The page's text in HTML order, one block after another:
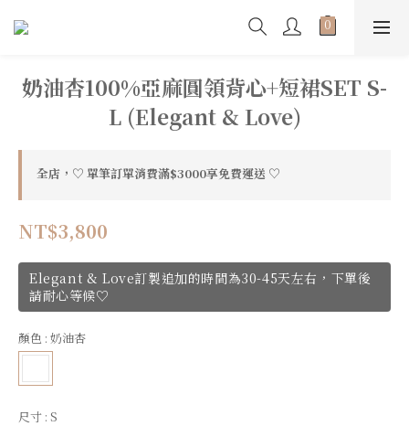
奶油杏100%亞麻圓領背心+短裙SET S-
L (Elegant & Love)
全店，♡ 單筆訂單消費滿$3000享免費運送 ♡
NT$3,800
Elegant & Love訂製追加的時間為30-45天左右，下單後
請耐心等候♡
顏色 : 奶油杏
尺寸 : S